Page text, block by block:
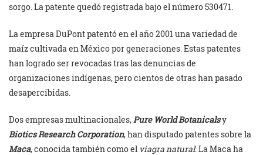
sorgo. La patente quedó registrada bajo el número 530471.
La empresa DuPont patentó en el año 2001 una variedad de
maíz cultivada en México por generaciones. Estas patentes
han logrado ser revocadas tras las denuncias de
organizaciones indígenas, pero cientos de otras han pasado
desapercibidas.
Dos empresas multinacionales,Pure World Botanicalsy
Biotics Research Corporation, han disputado patentes sobre la
Maca, conocida también como el viagra natural. La Maca ha